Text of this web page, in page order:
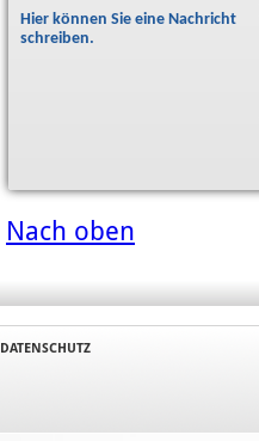
Hier können Sie eine Nachricht
schreiben.
Nach oben
DATENSCHUTZ